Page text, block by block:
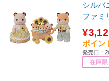
シルバ
ファミ
ポイン
発売日：
在庫限